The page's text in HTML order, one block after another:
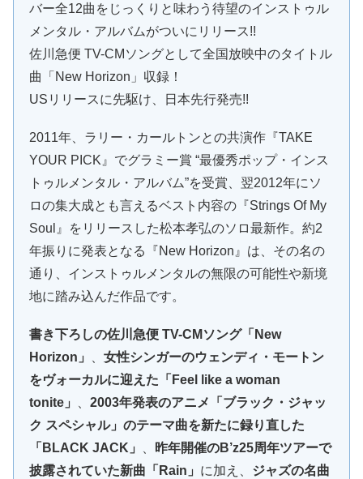
バー全12曲をじっくりと味わう待望のインストゥル
メンタル・アルバムがついにリリース!!
佐川急便 TV-CMソングとして全国放映中のタイトル
曲「New Horizon」収録！
USリリースに先駆け、日本先行発売!!
2011年、ラリー・カールトンとの共演作『TAKE
YOUR PICK』でグラミー賞 “最優秀ポップ・インス
トゥルメンタル・アルバム”を受賞、翌2012年にソ
ロの集大成とも言えるベスト内容の『Strings Of My
Soul』をリリースした松本孝弘のソロ最新作。約2
年振りに発表となる『New Horizon』は、その名の
通り、インストゥルメンタルの無限の可能性や新境
地に踏み込んだ作品です。
書き下ろしの佐川急便 TV-CMソング「New
Horizon」
、女性シンガーのウェンディ・モートン
をヴォーカルに迎えた「Feel like a woman
tonite」
、2003年発表のアニメ「ブラック・ジャッ
ク スペシャル」のテーマ曲を新たに録り直した
「BLACK JACK」
昨年開催のB’z25周年ツアーで
披露されていた新曲「Rain」 に加え、 ジャズの名曲